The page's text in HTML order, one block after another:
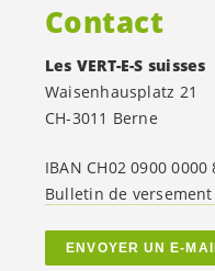
Contact
Les VERT-E-S suisses
Waisenhausplatz 21
CH-3011 Berne
IBAN CH02 0900 0000
Bulletin de versement
ENVOYER UN E-